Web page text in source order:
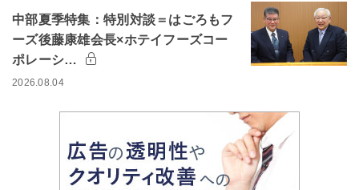
中部夏季特集：特別対談＝はごろもフ
ーズ後藤康雄会長×ホテイフーズコー
ポレーシ…
2026.08.04